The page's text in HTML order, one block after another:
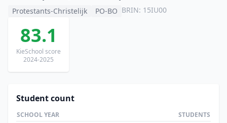
Protestants-Christelijk
PO-BO BRIN: 15IU00
83.1
KieSchool score
2024-2025
Student count
SCHOOL YEAR STUDENTS